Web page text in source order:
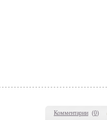
Комментарии (0)